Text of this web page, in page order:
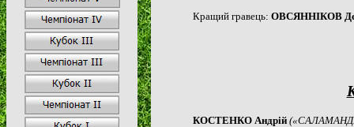
Кращий гравець: ОВСЯННІКОВ
КОСТЕНКО Андрій